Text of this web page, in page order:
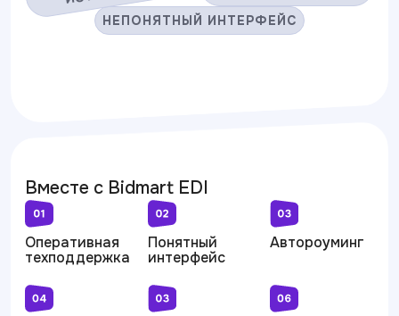
НЕПОНЯТНЫЙ ИНТЕРФЕЙС
Вместе с Bidmart EDI
Оперативная
техподдержка
Понятный
интерфейс
Автороуминг